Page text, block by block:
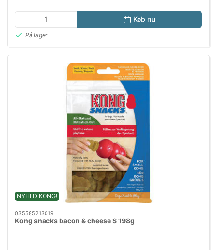
Køb nu
På lager
NYHED KONG!
035585213019
Kong snacks bacon & cheese S 198g